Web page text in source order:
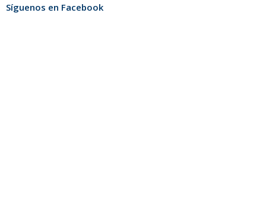
Síguenos en Facebook